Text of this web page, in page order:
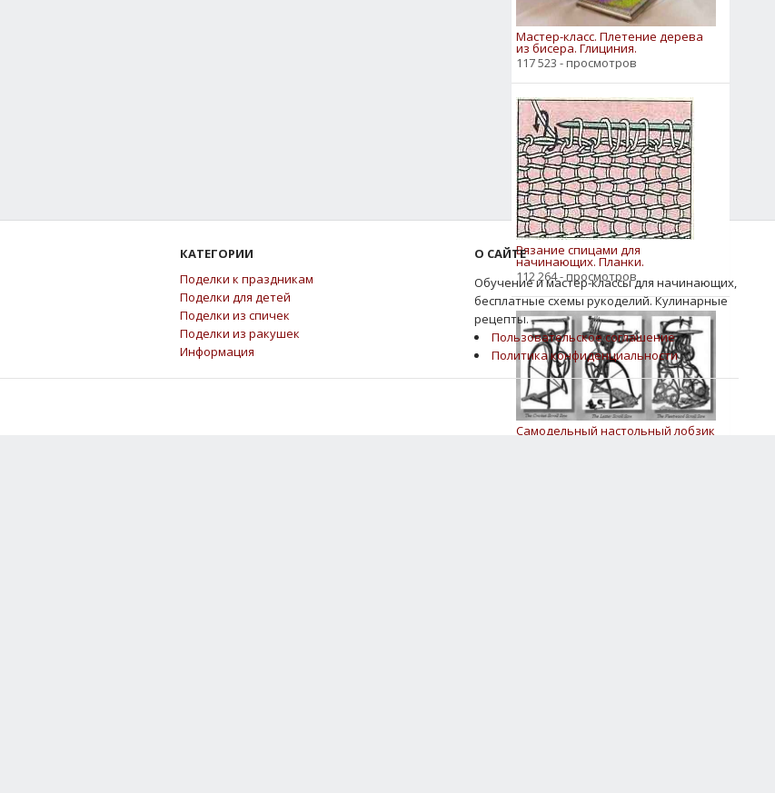
Мастер-класс. Плетение дерева
из бисера. Глициния.
117 523 - просмотров
Вязание спицами для
начинающих. Планки.
112 264 - просмотров
Самодельный настольный лобзик
КАТЕГОРИИ
Поделки к праздникам
Поделки для детей
Поделки из спичек
Поделки из ракушек
Информация
О САЙТЕ
Обучение и мастер-классы для начинающих,
бесплатные схемы рукоделий. Кулинарные
рецепты.
Пользовательское соглашение
Политика конфиденциальности